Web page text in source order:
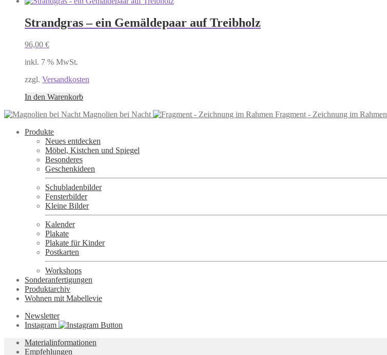
Strandgras – ein Gemäldepaar auf Treibholz
96,00 €
inkl. 7 % MwSt.
zzgl. Versandkosten
In den Warenkorb
Magnolien bei Nacht
Fragment - Zeichnung im Rahmen
Produkte
Neues entdecken
Möbel, Kistchen und Spiegel
Besonderes
Geschenkideen
Schubladenbilder
Fensterbilder
Kleine Bilder
Kalender
Plakate
Plakate für Kinder
Postkarten
Workshops
Sonderanfertigungen
Produktarchiv
Wohnen mit Mabellevie
Newsletter
Instagram
Materialinformationen
Empfehlungen